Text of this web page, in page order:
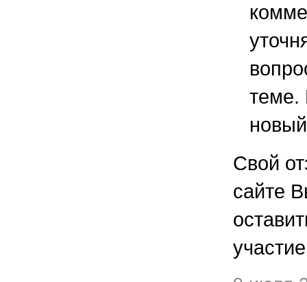
теме.
Свой
сайте